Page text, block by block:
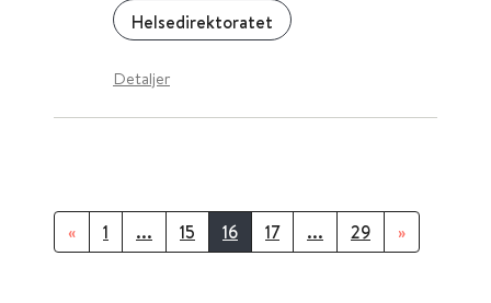
Helsedirektoratet
Detaljer
« 1 ... 15 16 17 ... 29 »